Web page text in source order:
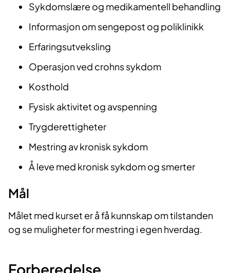
Sykdomslære og medikamentell behandling
Informasjon om sengepost og poliklinikk
Erfaringsutveksling
Operasjon ved crohns sykdom
Kosthold
Fysisk aktivitet og avspenning
Trygderettigheter
Mestring av kronisk sykdom
Å leve med kronisk sykdom og smerter
Mål
Målet med kurset er å få kunnskap om tilstanden
og se muligheter for mestring i egen hverdag.
Forberedelse